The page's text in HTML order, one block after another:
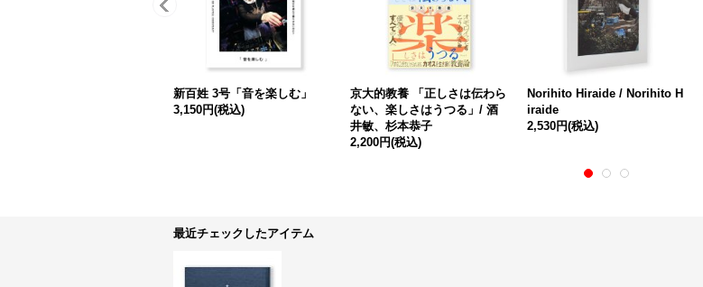
新百姓 3号「音を楽しむ」
3,150円(税込)
京大的教養 「正しさは伝わら
ない、楽しさはうつる」/ 酒
井敏、杉本恭子
2,200円(税込)
Norihito Hiraide / Norihito H
iraide
2,530円(税込)
最近チェックしたアイテム